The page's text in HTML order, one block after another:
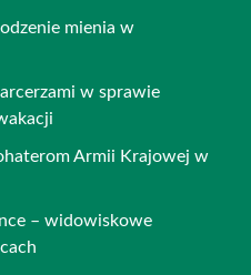
mienia w
w sprawie
Armii Krajowej w
– widowiskowe